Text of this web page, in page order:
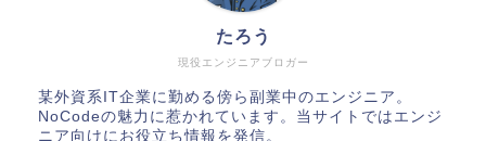
現役エンジニアブロガー
たろう
某外資系IT企業に勤める傍ら副業中のエンジニア。
NoCodeの魅力に惹かれています。当サイトではエンジ
ニア向けにお役立ち情報を発信。